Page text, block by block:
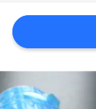
समाचार
मामले